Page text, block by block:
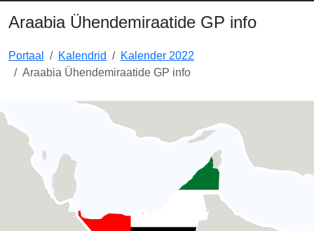
Araabia Ühendemiraatide GP info
Portaal Kalendrid
Kalender 2022
Araabia Ühendemiraatide GP info